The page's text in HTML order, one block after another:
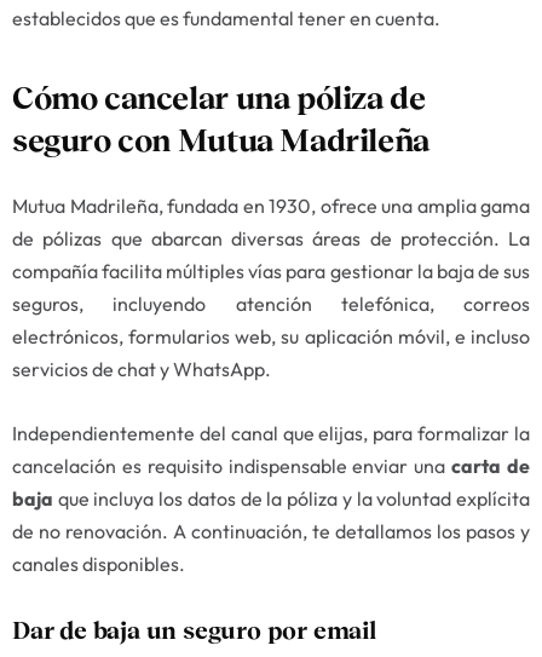
establecidos que es fundamental tener en cuenta.
Cómo cancelar una póliza de
seguro con Mutua Madrileña
Mutua Madrileña, fundada en 1930, ofrece una amplia gama
de pólizas que abarcan diversas áreas de protección. La
compañía facilita múltiples vías para gestionar la baja de sus
seguros, incluyendo atención telefónica, correos
electrónicos, formularios web, su aplicación móvil, e incluso
servicios de chat y WhatsApp.
Independientemente del canal que elijas, para formalizar la
cancelación es requisito indispensable enviar unacarta de
baja que incluya los datos de la póliza y la voluntad explícita
de no renovación. A continuación, te detallamos los pasos y
canales disponibles.
Dar de baja un seguro por email